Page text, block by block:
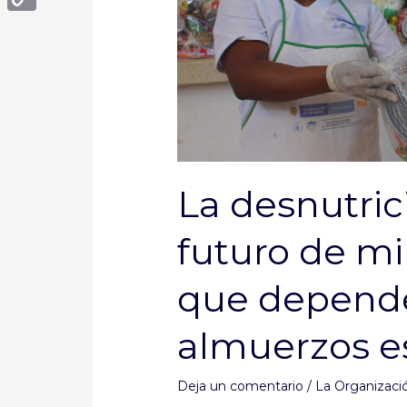
La
futuro de
que
almuerzos
Deja un comentario / La
futuro
de
millones
de
escolares